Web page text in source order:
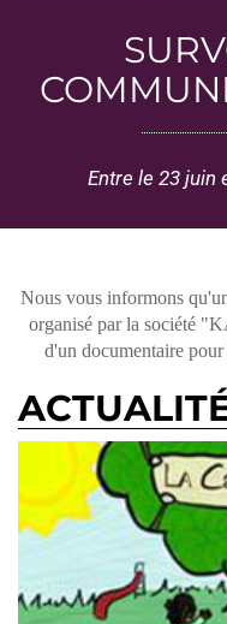
Entre le 23 juin
Nous vous informons
organisé par la société
d'un documentaire